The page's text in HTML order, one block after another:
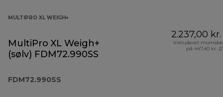
MULTIPRO XL WEIGH+
MultiPro XL Weigh+
(sølv) FDM72.990SS
FDM72.990SS
2.237,00 kr.
Inkluderet
på 447,40 kr.